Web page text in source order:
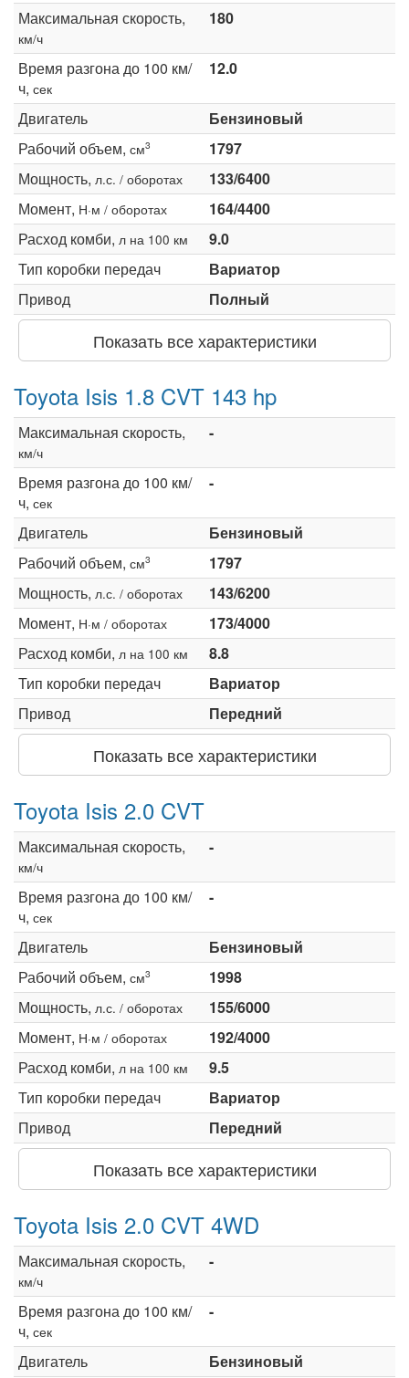
Максимальная скорость,
км/ч
180
Время разгона до 100 км/
ч, сек
12.0
Двигатель
Бензиновый
Рабочий объем, см3
1797
Мощность, л.с. / оборотах
133/6400
Момент, Н·м / оборотах
164/4400
Расход комби, л на 100 км
9.0
Тип коробки передач
Вариатор
Привод
Полный
Показать все характеристики
Toyota Isis 1.8 CVT 143 hp
Максимальная скорость,
км/ч
-
Время разгона до 100 км/
ч, сек
-
Двигатель
Бензиновый
Рабочий объем, см3
1797
Мощность, л.с. / оборотах
143/6200
Момент, Н·м / оборотах
173/4000
Расход комби, л на 100 км
8.8
Тип коробки передач
Вариатор
Привод
Передний
Показать все характеристики
Toyota Isis 2.0 CVT
Максимальная скорость,
км/ч
-
Время разгона до 100 км/
ч, сек
-
Двигатель
Бензиновый
Рабочий объем, см3
1998
Мощность, л.с. / оборотах
155/6000
Момент, Н·м / оборотах
192/4000
Расход комби, л на 100 км
9.5
Тип коробки передач
Вариатор
Привод
Передний
Показать все характеристики
Toyota Isis 2.0 CVT 4WD
Максимальная скорость,
км/ч
-
Время разгона до 100 км/
ч, сек
-
Двигатель
Бензиновый